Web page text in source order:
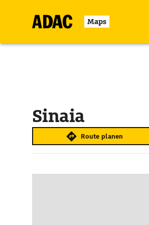
Maps
Sinaia
Route planen